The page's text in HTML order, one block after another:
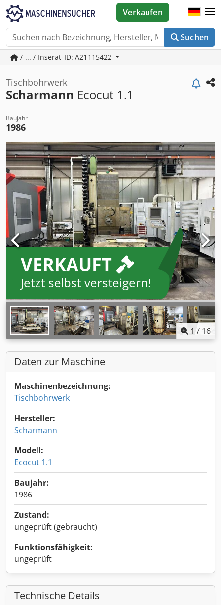
Suchen
Verkaufen
/ ... / Inserat-ID: A21115422
Tischbohrwerk
Scharmann Ecocut 1.1
Baujahr
1986
VERKAUFT
Jetzt selbst versteigern!
1 / 16
Daten zur Maschine
Maschinenbezeichnung:
Tischbohrwerk
Hersteller:
Scharmann
Modell:
Ecocut 1.1
Baujahr:
1986
Zustand:
ungeprüft (gebraucht)
Funktionsfähigkeit:
ungeprüft
Technische Details